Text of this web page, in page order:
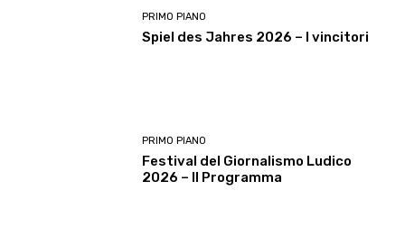
PRIMO PIANO
Spiel des Jahres 2026 – I vincitori
PRIMO PIANO
Festival del Giornalismo Ludico
2026 – Il Programma